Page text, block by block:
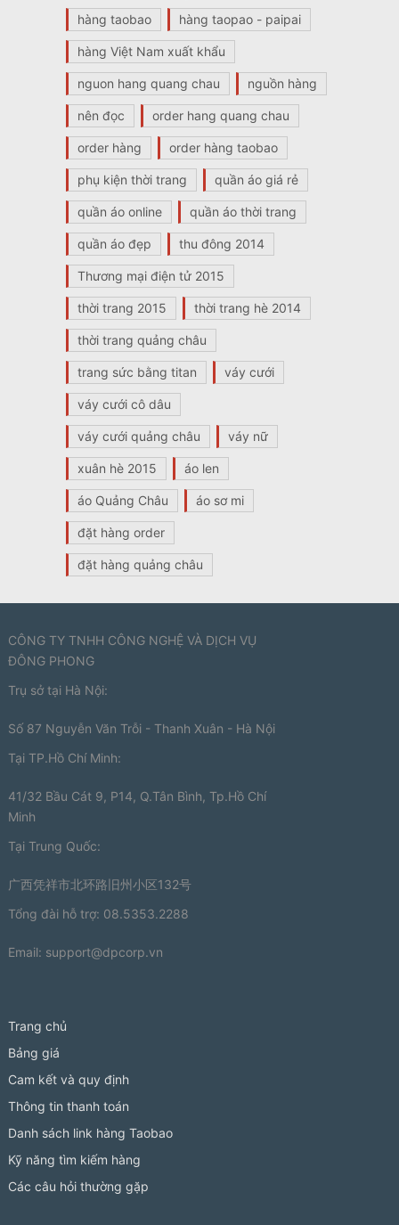
hàng taobao hàng taopao - paipai
hàng Việt Nam xuất khẩu
nguon hang quang chau nguồn hàng
nên đọc order hang quang chau
order hàng order hàng taobao
phụ kiện thời trang quần áo giá rẻ
quần áo online quần áo thời trang
quần áo đẹp thu đông 2014
Thương mại điện tử 2015
thời trang 2015 thời trang hè 2014
thời trang quảng châu
trang sức bằng titan váy cưới
váy cưới cô dâu
váy cưới quảng châu váy nữ
xuân hè 2015 áo len
áo Quảng Châu áo sơ mi
đặt hàng order
đặt hàng quảng châu
CÔNG TY TNHH CÔNG NGHỆ VÀ DỊCH VỤ
ĐÔNG PHONG
Trụ sở tại Hà Nội:
Số 87 Nguyễn Văn Trỗi - Thanh Xuân - Hà Nội
Tại TP.Hồ Chí Minh:
41/32 Bầu Cát 9, P14, Q.Tân Bình, Tp.Hồ Chí
Minh
Tại Trung Quốc:
广西凭祥市北环路旧州小区132号
Tổng đài hỗ trợ: 08.5353.2288
Email: support@dpcorp.vn
Trang chủ
Bảng giá
Cam kết và quy định
Thông tin thanh toán
Danh sách link hàng Taobao
Kỹ năng tìm kiếm hàng
Các câu hỏi thường gặp